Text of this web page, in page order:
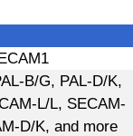
B/G, PAL-D/K,
L/L, SECAM-
D/K, and more